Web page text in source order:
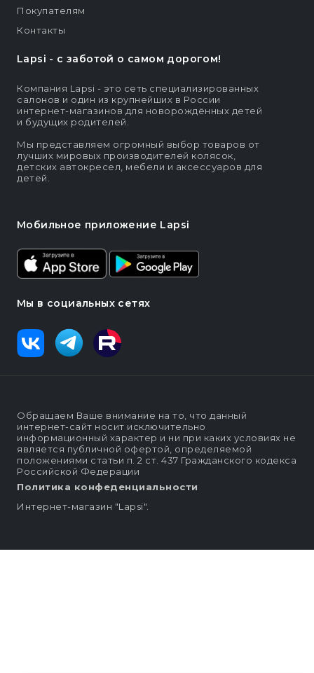
Lapsi - c заботой о самом дорогом!
Компания Lapsi - это сеть специализированных
салонов и один из крупнейших в России
интернет-магазинов для новорождённых детей
и будущих родителей.
Мы представляем огромный выбор товаров от
лучших мировых производителей колясок,
детских автокресел, мебели и аксессуаров для
детей.
Мобильное приложение Lapsi
Мы в социальных сетях
Покупателям
Контакты
Обращаем Ваше внимание на то, что данный
интернет-сайт носит исключительно
информационный характер и ни при каких условиях не
является публичной офертой, определяемой
положениями статьи п. 2 ст. 437 Гражданского кодекса
Российской Федерации
Политика конфеденциальности
Интернет-магазин "Lapsi".